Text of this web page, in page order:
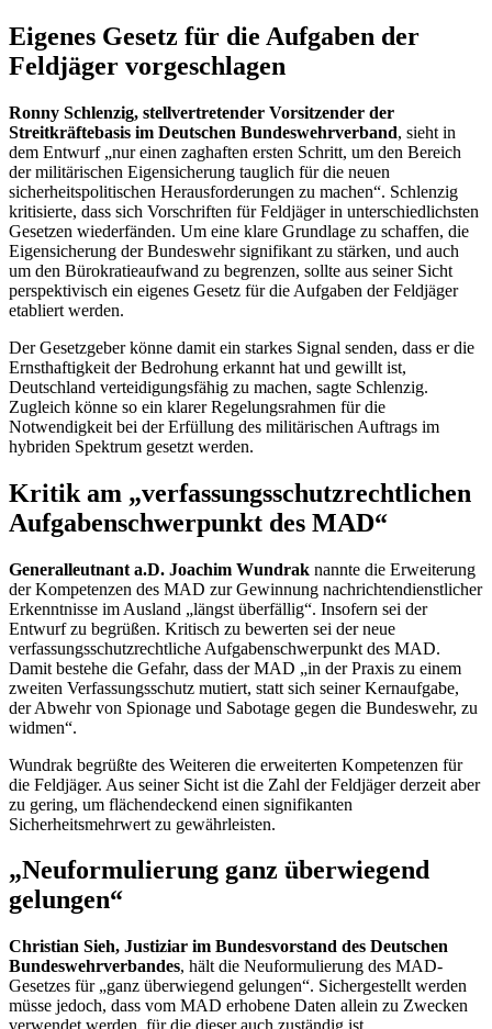
Eigenes Gesetz für die Aufgaben der
Feldjäger vorgeschlagen
Ronny Schlenzig, stellvertretender Vorsitzender der
Streitkräftebasis im Deutschen Bundeswehrverband, sieht in
dem Entwurf „nur einen zaghaften ersten Schritt, um den Bereich
der militärischen Eigensicherung tauglich für die neuen
sicherheitspolitischen Herausforderungen zu machen“. Schlenzig
kritisierte, dass sich Vorschriften für Feldjäger in unterschiedlichsten
Gesetzen wiederfänden. Um eine klare Grundlage zu schaffen, die
Eigensicherung der Bundeswehr signifikant zu stärken, und auch
um den Bürokratieaufwand zu begrenzen, sollte aus seiner Sicht
perspektivisch ein eigenes Gesetz für die Aufgaben der Feldjäger
etabliert werden.
Der Gesetzgeber könne damit ein starkes Signal senden, dass er die
Ernsthaftigkeit der Bedrohung erkannt hat und gewillt ist,
Deutschland verteidigungsfähig zu machen, sagte Schlenzig.
Zugleich könne so ein klarer Regelungsrahmen für die
Notwendigkeit bei der Erfüllung des militärischen Auftrags im
hybriden Spektrum gesetzt werden.
Kritik am „verfassungsschutzrechtlichen
Aufgabenschwerpunkt des MAD“
Generalleutnant a.D. Joachim Wundrak nannte die Erweiterung
der Kompetenzen des MAD zur Gewinnung nachrichtendienstlicher
Erkenntnisse im Ausland „längst überfällig“. Insofern sei der
Entwurf zu begrüßen. Kritisch zu bewerten sei der neue
verfassungsschutzrechtliche Aufgabenschwerpunkt des MAD.
Damit bestehe die Gefahr, dass der MAD „in der Praxis zu einem
zweiten Verfassungsschutz mutiert, statt sich seiner Kernaufgabe,
der Abwehr von Spionage und Sabotage gegen die Bundeswehr, zu
widmen“.
Wundrak begrüßte des Weiteren die erweiterten Kompetenzen für
die Feldjäger. Aus seiner Sicht ist die Zahl der Feldjäger derzeit aber
zu gering, um flächendeckend einen signifikanten
Sicherheitsmehrwert zu gewährleisten.
„Neuformulierung ganz überwiegend
gelungen“
Christian Sieh, Justiziar im Bundesvorstand des Deutschen
Bundeswehrverbandes, hält die Neuformulierung des MAD-
Gesetzes für „ganz überwiegend gelungen“. Sichergestellt werden
müsse jedoch, dass vom MAD erhobene Daten allein zu Zwecken